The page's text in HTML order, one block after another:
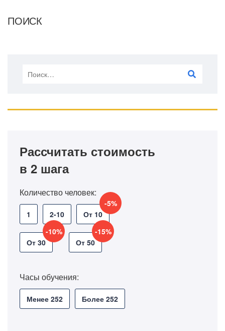
ПОИСК
Рассчитать стоимость
в 2 шага
Количество человек:
1 2-10 От 10
-5%
От 30
-10%
От 50
-15%
Часы обучения:
Менее 252 Более 252